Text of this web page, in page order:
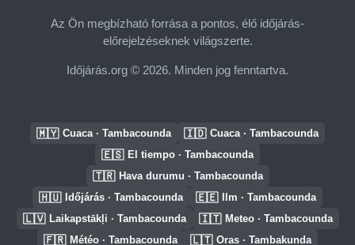
Az Ön megbízható forrása a pontos, élő időjárás-
előrejelzéseknek világszerte.
Időjárás.org © 2026. Minden jog fenntartva.
🇲🇾 Cuaca · Tambacounda 🇮🇩 Cuaca · Tambacounda
🇪🇸 El tiempo · Tambacounda
🇹🇷 Hava durumu · Tambacounda
🇭🇺 Időjárás · Tambacounda 🇪🇪 Ilm · Tambacounda
🇱🇻 Laikapstākļi · Tambacounda 🇮🇹 Meteo · Tambacounda
🇫🇷 Météo · Tambacounda 🇱🇹 Oras · Tambakunda